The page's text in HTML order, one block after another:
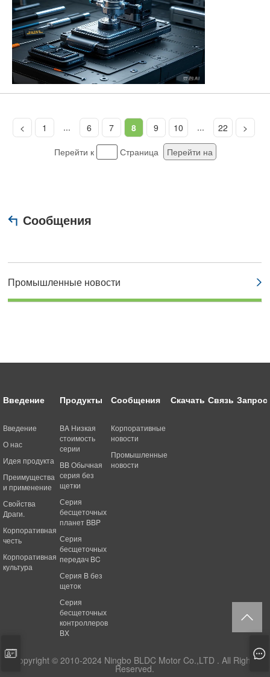
< 1 ... 6 7 8 9 10 ... 22
>
Перейти к
Страница Перейти на
Сообщения
Промышленные новости
Введение
Введение
О нас
Идея продукта
Преимущества
и применение
Свойства
Драги.
Корпоративная
честь
Корпоративная
культура
Продукты
BA Низкая
стоимость
серии
BB Обычная
серия без
щетки
Серия
бесщеточных
планет BBP
Серия
бесщеточных
передач BC
Серия B без
щеток
Серия
бесщеточных
контроллеров
BX
Сообщения
Корпоративные
новости
Промышленные
новости
Скачать Связь Запрос
Copyright © 2010-2024 Ningbo BLDC Motor Co.,LTD . All Rights
Reserved.